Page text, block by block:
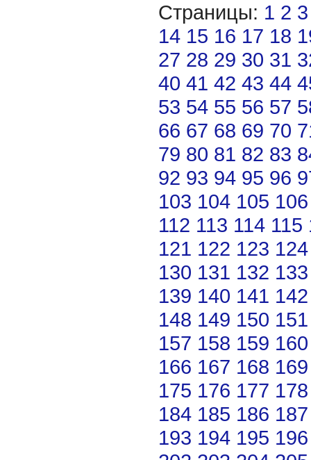
Страницы: 1 2 3
14 15 16 17 18
27 28 29 30 31
40 41 42 43 44
53 54 55 56 57
66 67 68 69 70
79 80 81 82 83
92 93 94 95 96
103 104 105 106
112 113 114 115
121 122 123 124
130 131 132 133
139 140 141 142
148 149 150 151
157 158 159 160
166 167 168 169
175 176 177 178
184 185 186 187
193 194 195 196